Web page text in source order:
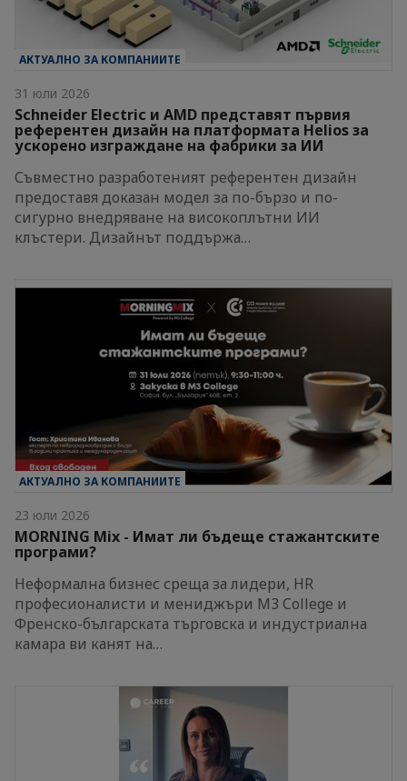
АКТУАЛНО ЗА КОМПАНИИТЕ
31 юли 2026
Schneider Electric и AMD представят първия
референтен дизайн на платформата Helios за
ускорено изграждане на фабрики за ИИ
Съвместно разработеният референтен дизайн
предоставя доказан модел за по-бързо и по-
сигурно внедряване на високоплътни ИИ
клъстери. Дизайнът поддържа…
АКТУАЛНО ЗА КОМПАНИИТЕ
23 юли 2026
MORNING Mix - Имат ли бъдеще стажантските
програми?
Неформална бизнес среща за лидери, HR
професионалисти и мениджъри M3 College и
Френско-българската търговска и индустриална
камара ви канят на…